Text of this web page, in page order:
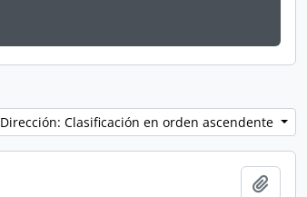
Dirección: Clasificación en orden ascendente